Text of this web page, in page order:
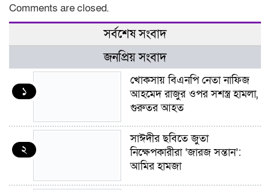
Comments are closed.
সর্বশেষ সংবাদ
জনপ্রিয় সংবাদ
১
খোকসায় বিএনপি নেতা নাফিজ
আহমেদ রাজুর ওপর সশস্ত্র হামলা,
গুরুতর আহত
২
সাঈদীর ছবিতে জুতা
নিক্ষেপকারীরা ‘জারজ সন্তান’:
আমির হামজা